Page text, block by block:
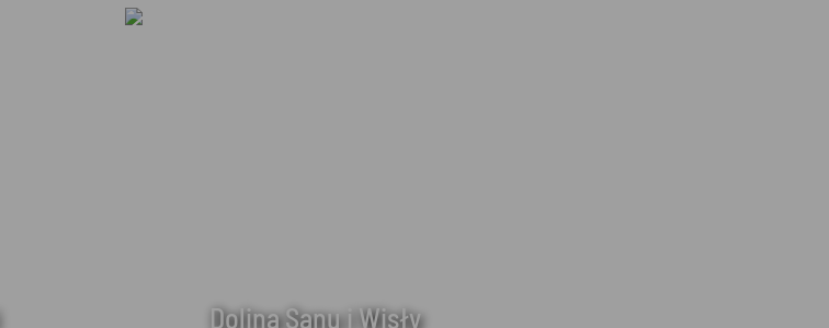
Dolina Sanu i Wisły